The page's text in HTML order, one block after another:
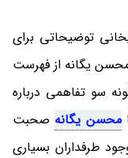
توضیحاتی برای
محسن یگانه از فهرست
سو تفاهمی درباره
محسن یگانه صحبت
طرفداران بسیاری